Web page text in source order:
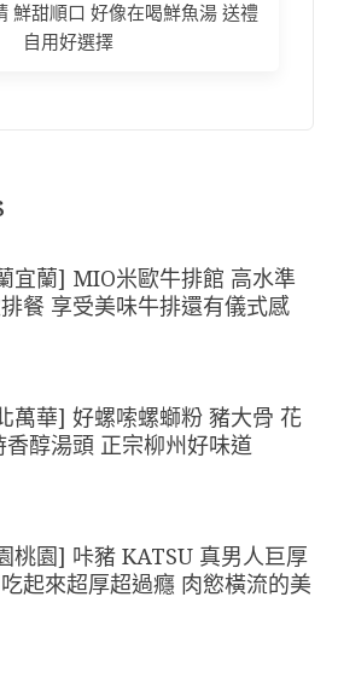
鮮甜順口 好像在喝鮮魚湯 送禮
自用好選擇
宜蘭] MIO米歐牛排館 高水準
餐 享受美味牛排還有儀式感
萬華] 好螺嗦螺螄粉 豬大骨 花
醇湯頭 正宗柳州好味道
桃園] 咔豬 KATSU 真男人巨厚
起來超厚超過癮 肉慾橫流的美